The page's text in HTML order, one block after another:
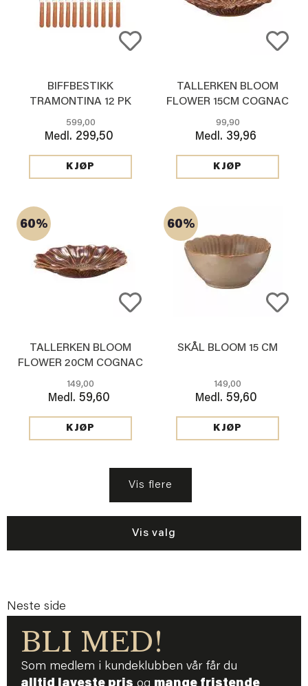
BIFFBESTIKK
TRAMONTINA 12 PK
599,00
Medl. 299,50
KJØP
TALLERKEN BLOOM
FLOWER 15CM COGNAC
99,90
Medl. 39,96
KJØP
60%
TALLERKEN BLOOM
FLOWER 20CM COGNAC
149,00
Medl. 59,60
KJØP
60%
SKÅL BLOOM 15 CM
149,00
Medl. 59,60
KJØP
Vis flere
Vis valg
Neste side
BLI MED!
Som medlem i kundeklubben vår får du